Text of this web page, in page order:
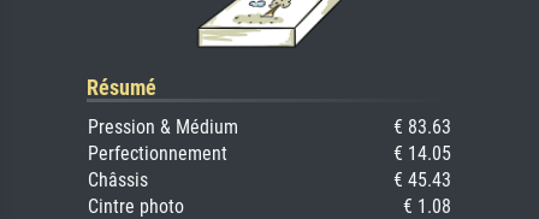
Résumé
Pression & Médium
€ 83.63
Perfectionnement
€ 14.05
Châssis
€ 45.43
Cintre photo
€ 1.08